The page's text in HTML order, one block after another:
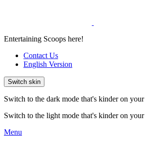
Entertaining Scoops here!
Contact Us
English Version
Switch skin
Switch to the dark mode that's kinder on your
Switch to the light mode that's kinder on your
Menu